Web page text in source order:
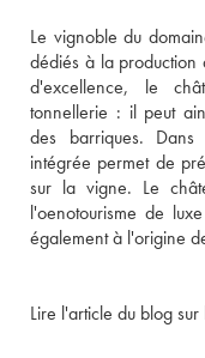
Le vignoble du
dédiés à la
d'excellence, le
tonnellerie : il peut
des barriques.
intégrée permet de
sur la vigne. Le
l'oenotourisme de
également à l'origine
Lire l'article du blog